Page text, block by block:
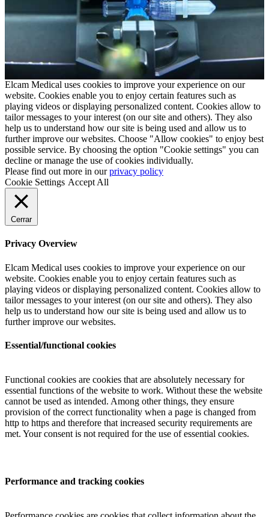
Elcam Medical uses cookies to improve your experience on our
website. Cookies enable you to enjoy certain features such as
playing videos or displaying personalized content. Cookies allow to
tailor messages to your interest (on our site and others). They also
help us to understand how our site is being used and allow us to
further improve our websites. Choose "Allow cookies" to enjoy best
possible service. By choosing the option "Cookie settings" you can
decline or manage the use of cookies individually.
Please find out more in ourprivacy policy
Cookie Settings Accept All
Cerrar
Privacy Overview
Elcam Medical uses cookies to improve your experience on our
website. Cookies enable you to enjoy certain features such as
playing videos or displaying personalized content. Cookies allow to
tailor messages to your interest (on our site and others). They also
help us to understand how our site is being used and allow us to
further improve our websites.
Essential/functional cookies
Functional cookies are cookies that are absolutely necessary for
essential functions of the website to work. Without these the website
cannot be used as intended. Among other things, they ensure
provision of the correct functionality when a page is changed from
http to https and therefore that increased security requirements are
met. Your consent is not required for the use of essential cookies.
Performance and tracking cookies